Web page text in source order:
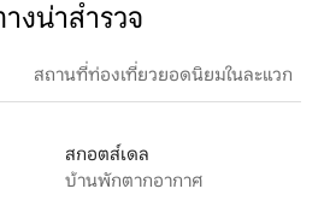
งน่าสำรวจ
สถานที่ท่องเที่ยวยอดนิยมในละแวก
สกอตส์เดล
บ้านพักตากอากาศ